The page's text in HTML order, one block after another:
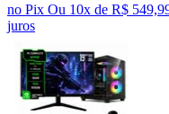
no Pix Ou 10x de R$
juros